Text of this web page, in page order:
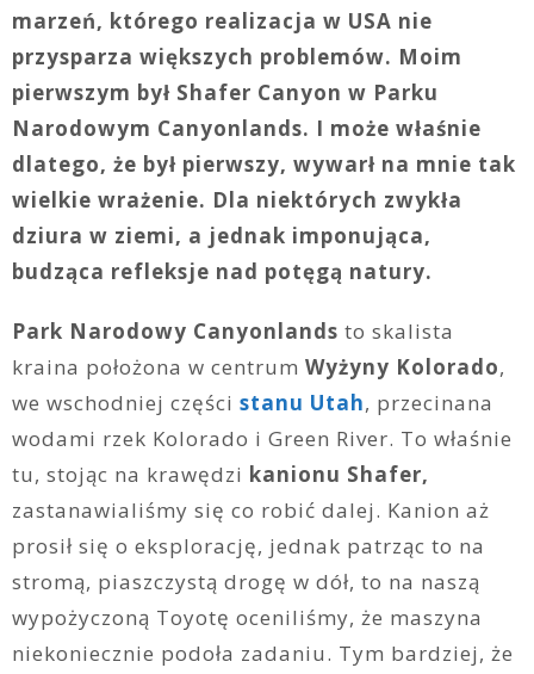
marzeń, którego realizacja w USA nie
przysparza większych problemów. Moim
pierwszym był Shafer Canyon w Parku
Narodowym Canyonlands. I może właśnie
dlatego, że był pierwszy, wywarł na mnie tak
wielkie wrażenie. Dla niektórych zwykła
dziura w ziemi, a jednak imponująca,
budząca refleksje nad potęgą natury.
Park Narodowy Canyonlands to skalista
kraina położona w centrum Wyżyny Kolorado,
we wschodniej części stanu Utah, przecinana
wodami rzek Kolorado i Green River. To właśnie
tu, stojąc na krawędzi kanionu Shafer,
zastanawialiśmy się co robić dalej. Kanion aż
prosił się o eksplorację, jednak patrząc to na
stromą, piaszczystą drogę w dół, to na naszą
wypożyczoną Toyotę oceniliśmy, że maszyna
niekoniecznie podoła zadaniu. Tym bardziej, że